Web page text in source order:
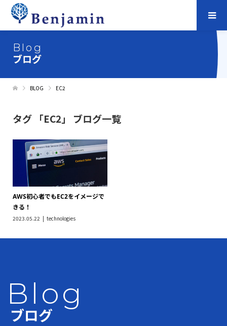
Blog
ブログ
BLOG EC2
タグ 「EC2」 ブログ一覧
AWS初心者でもEC2をイメージで
きる！
2023.05.22 technologies
Blog
ブログ